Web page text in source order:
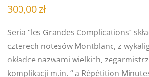
300,00zł
Seria “les Grandes Complications”
czterech notesów Montblanc, z
okładce nazwami wielkich,
komplikacji m.in. “la Répétition